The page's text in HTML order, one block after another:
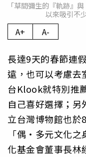
「草間彌生的『軌跡』
以來吸引不
A+ A-
長達9天的春節連
遠，也可以考慮去
台Klook就特別推
自己喜好選擇；
立台灣博物館也
「偶・多元文化
化基金會董事長林